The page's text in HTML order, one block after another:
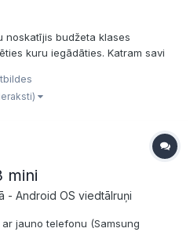
noskatījis budžeta klases
kuru iegādāties. Katram savi
modeļiem - ace 2. Paspaidot to,
paš...
mini
- Android OS viedtālruņi
jauno telefonu (Samsung